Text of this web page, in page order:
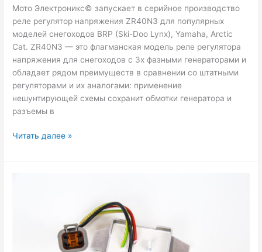
Мото Электроникс© запускает в серийное производство
реле регулятор напряжения ZR40N3 для популярных
моделей снегоходов BRP (Ski-Doo Lynx), Yamaha, Arctic
Cat. ZR40N3 — это флагманская модель реле регулятора
напряжения для снегоходов с 3х фазными генераторами и
обладает рядом преимуществ в сравнении со штатными
регуляторами и их аналогами: применение
нешунтирующей схемы сохранит обмотки генератора и
разъемы в
Реле
напряжения
Читать далее »